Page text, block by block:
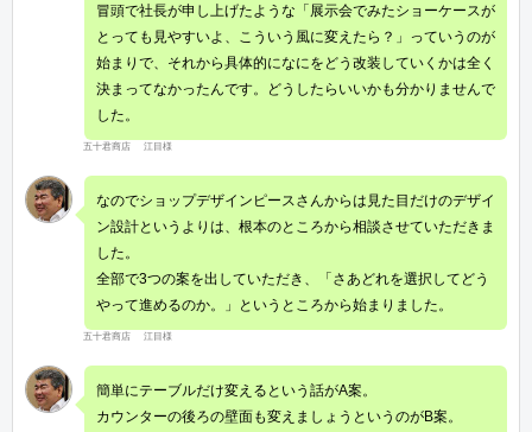
冒頭で社長が申し上げたような「展示会でみたショーケースが
とっても見やすいよ、こういう風に変えたら？」っていうのが
始まりで、それから具体的になにをどう改装していくかは全く
決まってなかったんです。どうしたらいいかも分かりませんで
した。
五十君商店 江目様
なのでショップデザインピースさんからは見た目だけのデザイ
ン設計というよりは、根本のところから相談させていただきま
した。
全部で3つの案を出していただき、「さあどれを選択してどう
やって進めるのか。」というところから始まりました。
五十君商店 江目様
簡単にテーブルだけ変えるという話がA案。
カウンターの後ろの壁面も変えましょうというのがB案。